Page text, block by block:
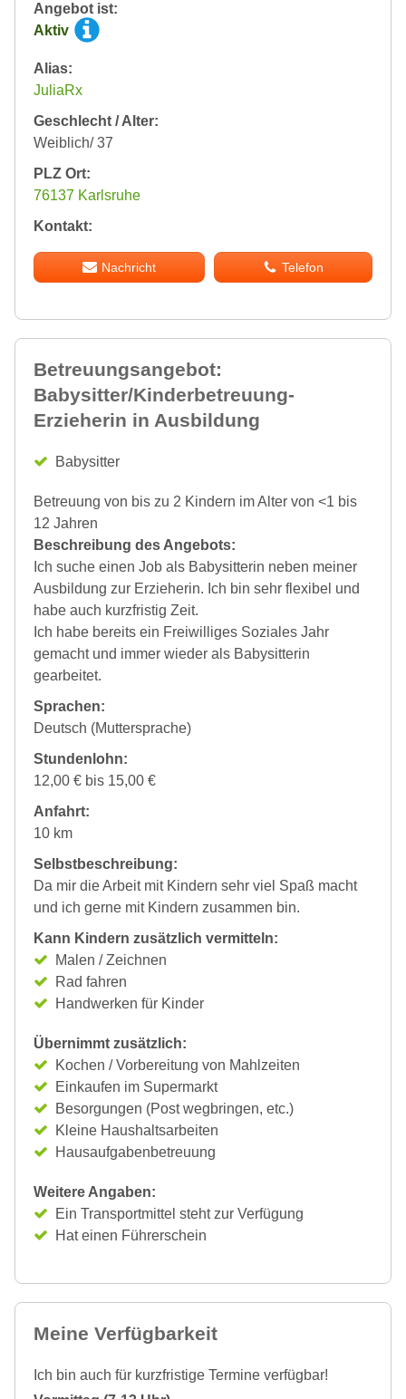
Angebot ist:
Aktiv
Alias:
JuliaRx
Geschlecht / Alter:
Weiblich/ 37
PLZ Ort:
76137 Karlsruhe
Kontakt:
Nachricht Telefon
Betreuungsangebot:
Babysitter/Kinderbetreuung-
Erzieherin in Ausbildung
Babysitter
Betreuung von bis zu 2 Kindern im Alter von <1 bis
12 Jahren
Beschreibung des Angebots:
Ich suche einen Job als Babysitterin neben meiner
Ausbildung zur Erzieherin. Ich bin sehr flexibel und
habe auch kurzfristig Zeit.
Ich habe bereits ein Freiwilliges Soziales Jahr
gemacht und immer wieder als Babysitterin
gearbeitet.
Sprachen:
Deutsch (Muttersprache)
Stundenlohn:
12,00 € bis 15,00 €
Anfahrt:
10 km
Selbstbeschreibung:
Da mir die Arbeit mit Kindern sehr viel Spaß macht
und ich gerne mit Kindern zusammen bin.
Kann Kindern zusätzlich vermitteln:
Malen / Zeichnen
Rad fahren
Handwerken für Kinder
Übernimmt zusätzlich:
Kochen / Vorbereitung von Mahlzeiten
Einkaufen im Supermarkt
Besorgungen (Post wegbringen, etc.)
Kleine Haushaltsarbeiten
Hausaufgabenbetreuung
Weitere Angaben:
Ein Transportmittel steht zur Verfügung
Hat einen Führerschein
Meine Verfügbarkeit
Ich bin auch für kurzfristige Termine verfügbar!